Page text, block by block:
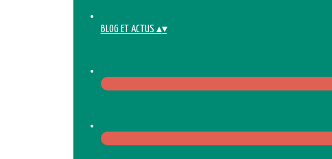
BLOG ET ACTUS ▴▾